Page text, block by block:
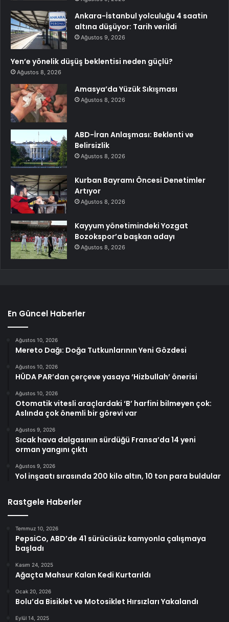
Ankara-İstanbul yolculuğu 4 saatin
altına düşüyor: Tarih verildi
Ağustos 9, 2026
Yen’e yönelik düşüş beklentisi neden güçlü?
Ağustos 8, 2026
Amasya’da Yüzük Sıkışması
Ağustos 8, 2026
ABD-İran Anlaşması: Beklenti ve
Belirsizlik
Ağustos 8, 2026
Kurban Bayramı Öncesi Denetimler
Artıyor
Ağustos 8, 2026
Kayyum yönetimindeki Yozgat
Bozokspor’a başkan adayı
Ağustos 8, 2026
En Güncel Haberler
Ağustos 10, 2026
Mereto Dağı: Doğa Tutkunlarının Yeni Gözdesi
Ağustos 10, 2026
HÜDA PAR’dan çerçeve yasaya ‘Hizbullah’ önerisi
Ağustos 10, 2026
Otomatik vitesli araçlardaki ‘B’ harfini bilmeyen çok:
Aslında çok önemli bir görevi var
Ağustos 9, 2026
Sıcak hava dalgasının sürdüğü Fransa’da 14 yeni
orman yangını çıktı
Ağustos 9, 2026
Yol inşaatı sırasında 200 kilo altın, 10 ton para buldular
Rastgele Haberler
Temmuz 10, 2026
PepsiCo, ABD’de 41 sürücüsüz kamyonla çalışmaya
başladı
Kasım 24, 2025
Ağaçta Mahsur Kalan Kedi Kurtarıldı
Ocak 20, 2026
Bolu’da Bisiklet ve Motosiklet Hırsızları Yakalandı
Eylül 14, 2025